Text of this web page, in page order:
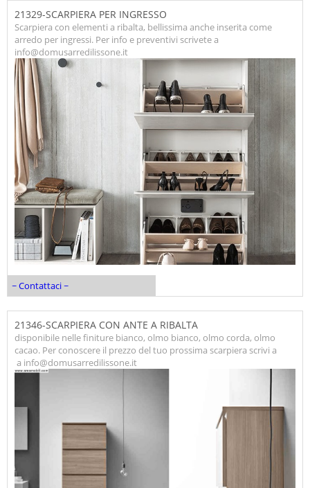
21329-SCARPIERA PER INGRESSO
Scarpiera con elementi a ribalta, bellissima anche inserita come
arredo per ingressi. Per info e preventivi scrivete a
info@domusarredilissone.it
~ Contattaci ~
21346-SCARPIERA CON ANTE A RIBALTA
disponibile nelle finiture bianco, olmo bianco, olmo corda, olmo
cacao. Per conoscere il prezzo del tuo prossima scarpiera scrivi a
a info@domusarredilissone.it